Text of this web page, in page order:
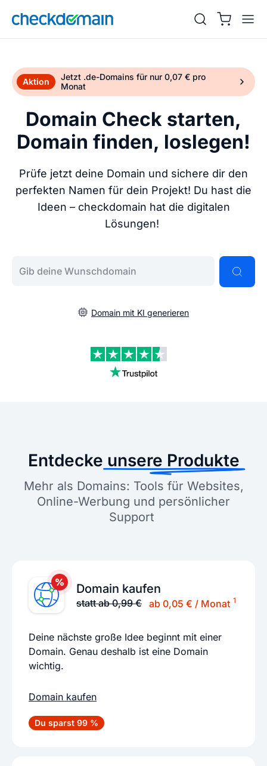
Aktion
Jetzt .de-Domains für nur 0,07 € pro
Monat
Domain Check starten,
Domain finden, loslegen!
Prüfe jetzt deine Domain und sichere dir den
perfekten Namen für dein Projekt! Du hast die
Ideen – checkdomain hat die digitalen
Lösungen!
Domain mit KI generieren
Entdecke unsere Produkte
Mehr als Domains: Tools für Websites,
Online-Werbung und persönlicher
Support
Domain kaufen
statt ab 0,99 € ab 0,05 € / Monat 1
Deine nächste große Idee beginnt mit einer
Domain. Genau deshalb ist eine Domain
wichtig.
Domain kaufen
Du sparst 99 %